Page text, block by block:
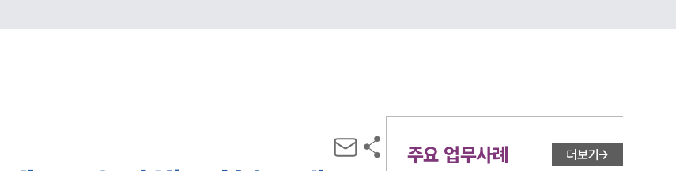
주요 업무사례 더보기